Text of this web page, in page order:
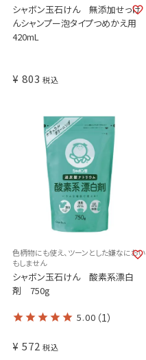
シャボン玉石けん 無添加せっけ
んシャンプー泡タイプつめかえ用
420mL
¥ 803 税込
色柄物にも使え、ツーンとした嫌なにおい
もしません
シャボン玉石けん 酸素系漂白
剤 750g
5.00 （1）
¥ 572 税込